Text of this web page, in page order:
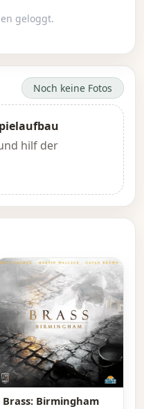
geloggt.
Noch keine Fotos
hilf der
Brass: Birmingham